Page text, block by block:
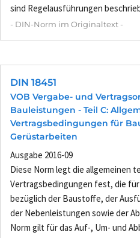
sind Regelausführungen
- DIN-Norm im Originaltext -
DIN 18451
VOB Vergabe- und
Bauleistungen - Teil C:
Vertragsbedingungen für
Gerüstarbeiten
Ausgabe 2016-09
Diese Norm legt die allgemeinen
Vertragsbedingungen fest, die
bezüglich der Baustoffe, der
der Nebenleistungen sowie der
Norm gilt für das Auf-, Um- und